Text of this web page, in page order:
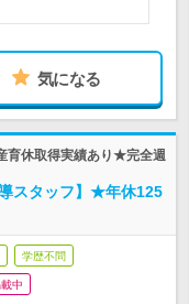
気になる
育休取得実績あり★完全週
スタッフ】★年休125
学歴不問
中